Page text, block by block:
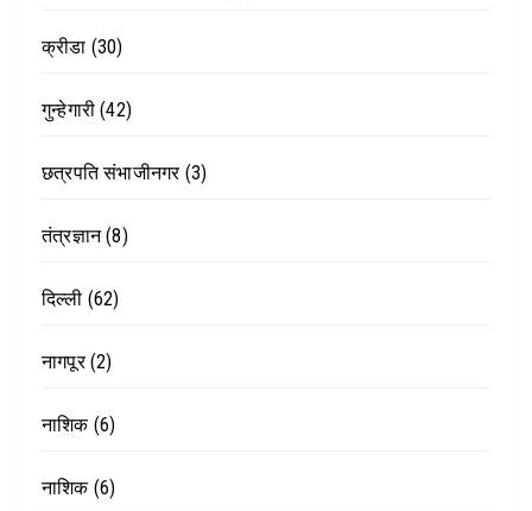
क्रीडा (30)
गुन्हेगारी (42)
छत्रपति संभाजीनगर(3)
तंत्रज्ञान(8)
दिल्ली (62)
नागपूर(2)
नाशिक(6)
नाशिक(6)